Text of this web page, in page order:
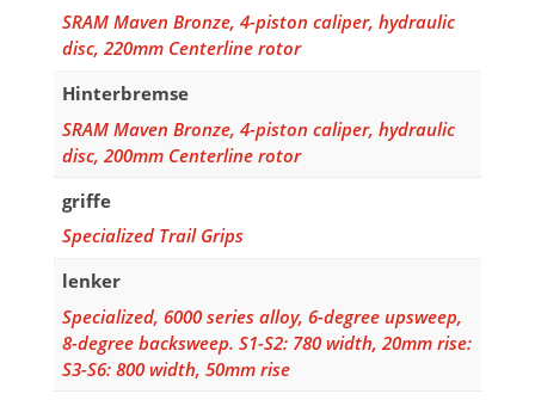
SRAM Maven Bronze, 4-piston caliper, hydraulic
disc, 220mm Centerline rotor
Hinterbremse
SRAM Maven Bronze, 4-piston caliper, hydraulic
disc, 200mm Centerline rotor
griffe
Specialized Trail Grips
lenker
Specialized, 6000 series alloy, 6-degree upsweep,
8-degree backsweep. S1-S2: 780 width, 20mm rise:
S3-S6: 800 width, 50mm rise